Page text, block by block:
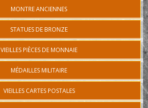
MONTRE ANCIENNES
STATUES DE BRONZE
VIEILLES PIÈCES DE MONNAIE
MÉDAILLES MILITAIRE
VIEILLES CARTES POSTALES